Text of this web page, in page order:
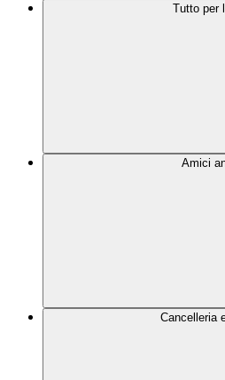
Tutto per
Amici
Cancelleria